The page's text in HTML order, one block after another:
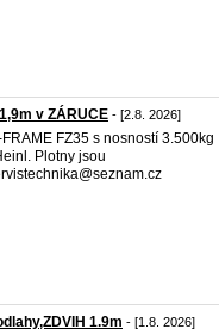
v ZÁRUCE - [2.8. 2026]
FZ35 s nosností 3.500kg
Plotny jsou
1.9m - [1.8. 2026]